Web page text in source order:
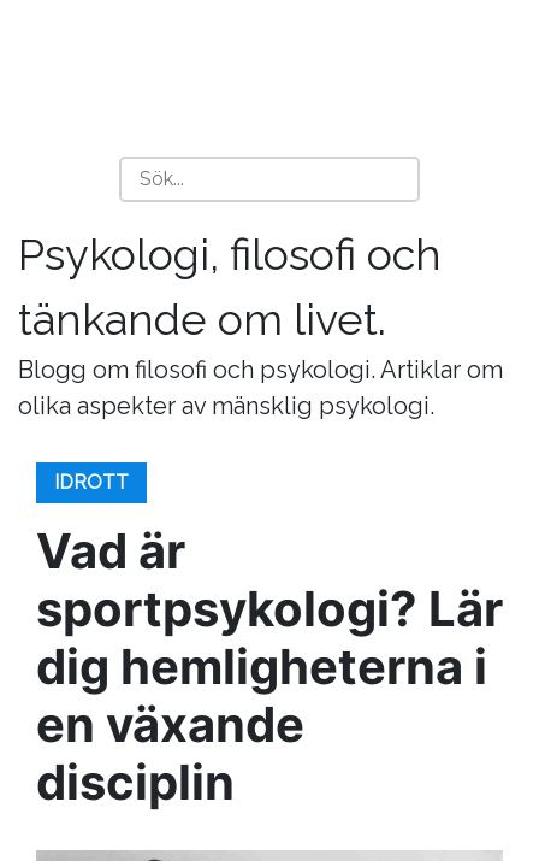
Psykologi, filosofi och
tänkande om livet.
Blogg om filosofi och psykologi. Artiklar om
olika aspekter av mänsklig psykologi.
IDROTT
Vad är
sportpsykologi? Lär
dig hemligheterna i
en växande
disciplin